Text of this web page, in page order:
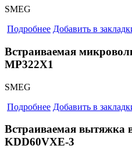
SMEG
Подробнее Добавить в
Встраиваемая
MP322X1
SMEG
Подробнее Добавить в
Встраиваемая вытяжка
KDD60VXE-3